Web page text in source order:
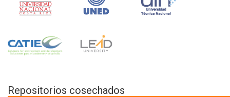
Repositorios cosechados